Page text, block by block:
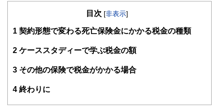
けにお金の知識が身についてない自分に気付き、在職中にフ
社を早期退職してFPとして独立。「お金の知識が重要であ
知識を広めよう」という使命感から、実務家のファイナンシ
企業の労働組合員向けセミナー、およびライフプランを中心
とした個別相談で多くのクライアントに貢献している。
目次 [非表示]
1 契約形態で変わる死亡保険金にかかる税金の種類
2 ケーススタディーで学ぶ税金の額
3 その他の保険で税金がかかる場合
4 終わりに